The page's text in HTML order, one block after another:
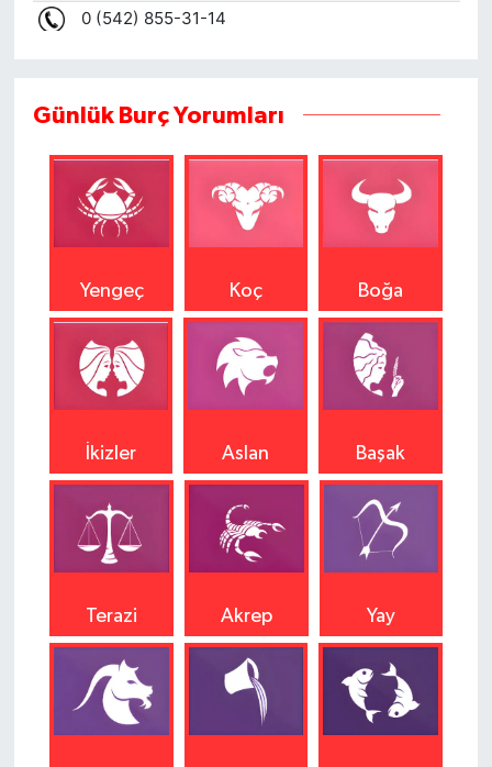
Günlük Burç Yorumları
Yengeç Koç Boğa
İkizler Aslan Başak
Terazi Akrep Yay